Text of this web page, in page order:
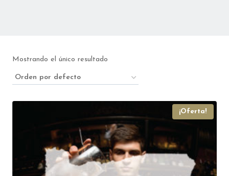
Mostrando el único resultado
¡Oferta!